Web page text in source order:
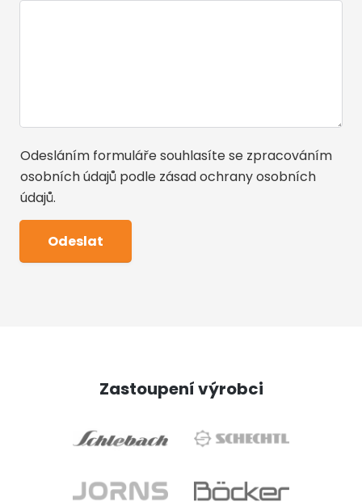
Odesláním formuláře souhlasíte se zpracováním
osobních údajů podle zásad ochrany osobních
údajů.
Zastoupení výrobci